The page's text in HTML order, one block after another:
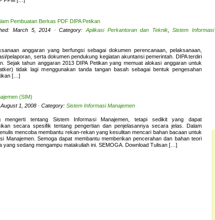
Pembuatan Berkas PDF DIPA Petikan
March 5, 2014 · Category:Aplikasi Perkantoran dan Teknik,Sistem Informasi
anggaran yang berfungsi sebagai dokumen perencanaan, pelaksanaan,
pelaporan, serta dokumen pendukung kegiatan akuntansi pemerintah. DIPA terdiri
Sejak tahun anggaran 2013 DIPA Petikan yang memuat alokasi anggaran untuk
tidak lagi menggunakan tanda tangan basah sebagai bentuk pengesahan
[…]
(SIM)
August 1, 2008 · Category: Sistem Informasi Manajemen
mengerti tentang Sistem Informasi Manajemen, tetapi sedikit yang dapat
secara spesifik tentang pengertian dan penjelasannya secara jelas. Dalam
mencoba membantu rekan-rekan yang kesulitan mencari bahan bacaan untuk
Manajemen. Semoga dapat membantu memberikan pencerahan dan bahan teori
yang sedang mengampu matakuliah ini. SEMOGA. Download Tulisan […]